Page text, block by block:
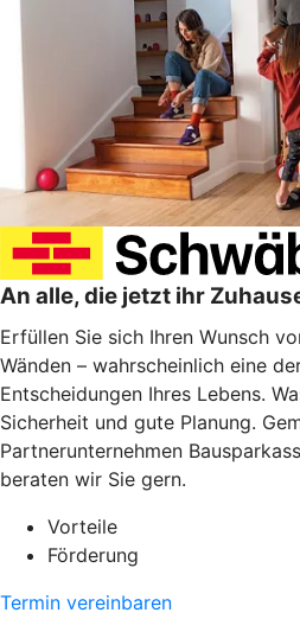
An alle, die jetzt ihr
Erfüllen Sie sich Ihren Wunsch
Wänden – wahrscheinlich eine
Entscheidungen Ihres Lebens.
Sicherheit und gute Planung.
Partnerunternehmen
beraten wir Sie gern.
Vorteile
Förderung
Termin vereinbaren